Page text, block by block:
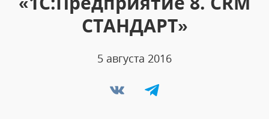
СТАНДАРТ»
5 августа 2016